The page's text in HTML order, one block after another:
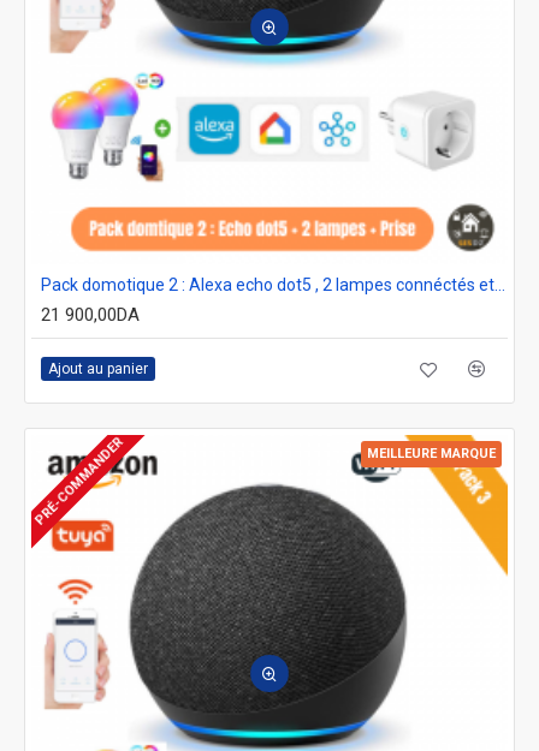
21 900,00DA
Ajout au panier
MEILLEURE MARQUE
PRÉ-COMMANDER